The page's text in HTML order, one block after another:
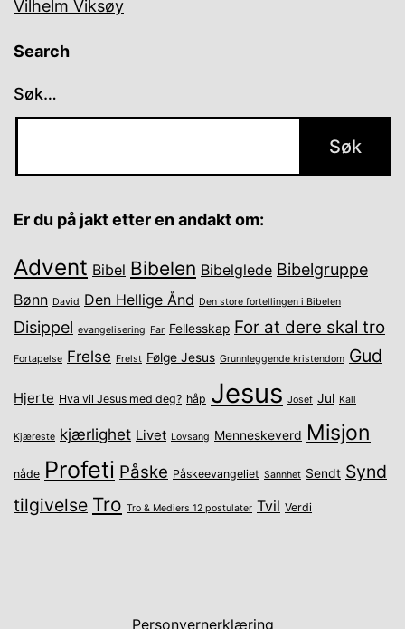
Vilhelm Viksøy
Search
Søk…
Er du på jakt etter en andakt om:
Advent Bibel Bibelen Bibelglede Bibelgruppe
Bønn David Den Hellige Ånd Den store fortellingen i Bibelen
Disippel evangelisering Far Fellesskap For at dere skal tro
Fortapelse Frelse Frelst Følge Jesus Grunnleggende kristendom Gud
Hjerte Hva vil Jesus med deg? håp Jesus Josef Jul Kall
Kjæreste kjærlighet Livet Lovsang Menneskeverd Misjon
nåde Profeti Påske Påskeevangeliet Sannhet Sendt Synd
tilgivelse Tro Tro & Mediers 12 postulater Tvil Verdi
Personvernerklæring